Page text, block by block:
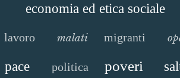
economia ed etica sociale
lavoro malati migranti
pace politica poveri